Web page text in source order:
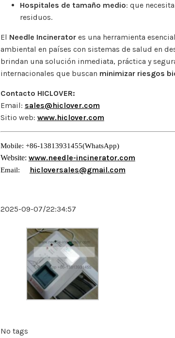
Hospitales de tamaño medio: que
residuos.
El Needle Incineratores una herramienta
ambiental en países con sistemas de salud en
brindan una solución inmediata, práctica y
internacionales que buscan minimizar riesgos
Contacto HICLOVER:
Email: sales@hiclover.com
Sitio web: www.hiclover.com
Mobile: +86-13813931455(WhatsApp)
Website: www.needle-incinerator.com
Email: hicloversales@gmail.com
2025-09-07/22:34:57
No tags